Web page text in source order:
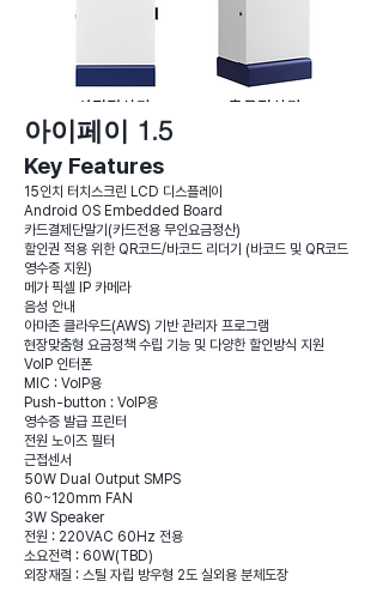
아이페이 1.5
Key Features
15인치 터치스크린 LCD 디스플레이
Android OS Embedded Board
카드결제단말기(카드전용 무인요금정산)
할인권 적용 위한 QR코드/바코드 리더기 (바코드 및 QR코드
영수증 지원)
메가 픽셀 IP 카메라
음성 안내
아마존 클라우드(AWS) 기반 관리자 프로그램
현장맞춤형 요금정책 수립 기능 및 다양한 할인방식 지원
VoIP 인터폰
MIC : VoIP용
Push-button : VoIP용
영수증 발급 프린터
전원 노이즈 필터
근접센서
50W Dual Output SMPS
60~120mm FAN
3W Speaker
전원 : 220VAC 60Hz 전용
소요전력 : 60W(TBD)
외장재질 : 스틸 자립 방우형 2도 실외용 분체도장